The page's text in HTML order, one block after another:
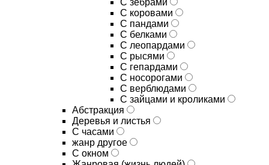
С зебрами
С коровами
С пандами
С белками
С леопардами
С рысями
С гепардами
С носорогами
С верблюдами
С зайцами и кроликами
Абстракция
Деревья и листья
С часами
жанр другое
С окном